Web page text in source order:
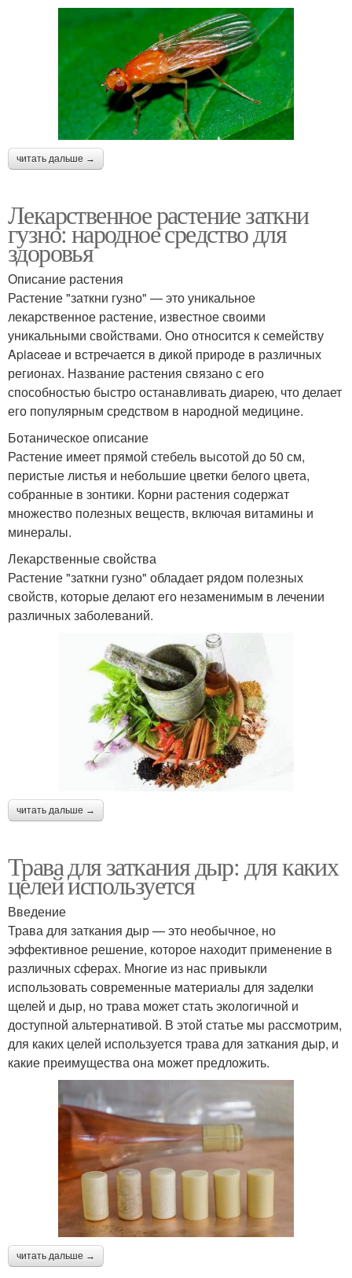
читать дальше →
Лекарственное растение заткни
гузно: народное средство для
здоровья
Описание растения
Растение "заткни гузно" — это уникальное
лекарственное растение, известное своими
уникальными свойствами. Оно относится к семейству
Apiaceae и встречается в дикой природе в различных
регионах. Название растения связано с его
способностью быстро останавливать диарею, что делает
его популярным средством в народной медицине.
Ботаническое описание
Растение имеет прямой стебель высотой до 50 см,
перистые листья и небольшие цветки белого цвета,
собранные в зонтики. Корни растения содержат
множество полезных веществ, включая витамины и
минералы.
Лекарственные свойства
Растение "заткни гузно" обладает рядом полезных
свойств, которые делают его незаменимым в лечении
различных заболеваний.
читать дальше →
Трава для заткания дыр: для каких
целей используется
Введение
Трава для заткания дыр — это необычное, но
эффективное решение, которое находит применение в
различных сферах. Многие из нас привыкли
использовать современные материалы для заделки
щелей и дыр, но трава может стать экологичной и
доступной альтернативой. В этой статье мы рассмотрим,
для каких целей используется трава для заткания дыр, и
какие преимущества она может предложить.
читать дальше →